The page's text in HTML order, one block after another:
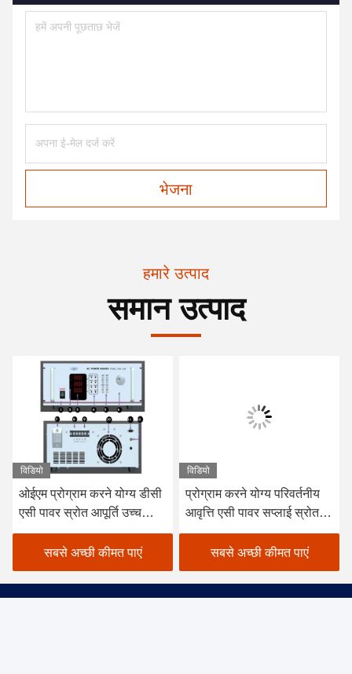
भेजना
हमारे उत्पाद
समान उत्पाद
विडियो
ओईएम प्रोग्राम करने योग्य डीसी
एसी पावर स्रोत आपूर्ति उच्च
वोल्टेज 0-300V
सबसे अच्छी कीमत पाएं
विडियो
प्रोग्राम करने योग्य परिवर्तनीय
आवृत्ति एसी पावर सप्लाई स्रोत
साइन वेव समायोज्य
सबसे अच्छी कीमत पाएं